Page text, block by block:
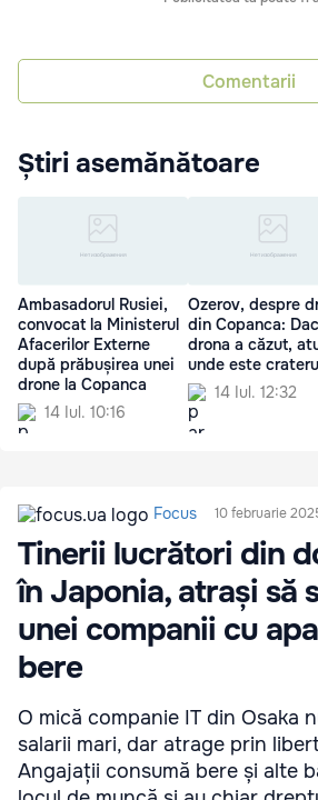
Comentarii
Știri asemănătoare
Ambasadorul Rusiei,
convocat la Ministerul
Afacerilor Externe
după prăbușirea unei
drone la Copanca
14 Iul. 10:16
Ozerov, despre
din Copanca:
drona a căzut,
unde este
14 Iul. 12:32
Focus 10 februarie
Tinerii lucrători din
în Japonia, atrași să
unei companii cu
bere
O mică companie IT din Osaka
salarii mari, dar atrage prin
Angajații consumă bere și alte